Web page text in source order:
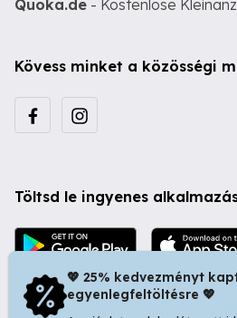
Quoka.de - Kostenlose
Kövess minket a közösségi
Töltsd le ingyenes
💖 25% kedvezményt
egyenlegfeltöltésre 💖